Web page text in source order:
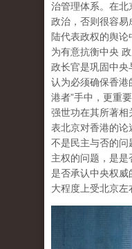
治管理体系。在北
政治，否则很容易
陆代表政权的舆
为有意抗衡中央
政长官是巩固中央
认为必须确保香港
港者”手中，更重
强世功在其所著相
表北京对香港的论
不是民主与否的问
主权的问题，是
是否承认中央权威
大程度上受北京左